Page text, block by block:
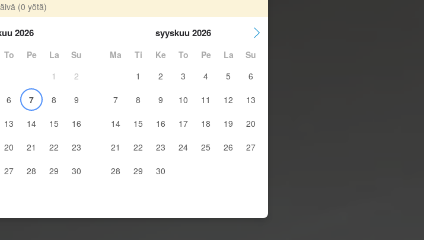
(0 yötä)
2026
To Pe La
Su
1
2
6 7 8
9
13 14 15
16
20 21 22
23
27 28 29
30
syyskuu 2026
Ma Ti Ke To Pe La
Su
1
2 3 4 5
6
7
8 9 10 11 12
13
14
15 16 17 18 19
20
21
22 23 24 25 26
27
28
29 30